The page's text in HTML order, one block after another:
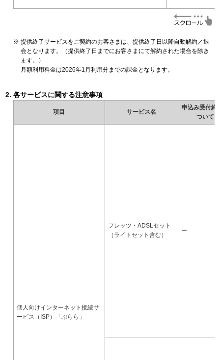
提供終了サービスをご契約のお客さまは、提供終了日以降自動解約／退
会となります。（提供終了日までにお客さまにて解約された場合を除き
ます。）
月額利用料金は2026年1月利用分までの課金となります。
各サービスに関する注意事項
項目 サービス名
申込み受付終
ついて
個人向けインターネット接続サ
ービス（ISP）「ぷらら」
フレッツ・ADSLセット
（ライトセット含む）
ー